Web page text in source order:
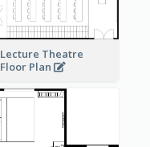
Lecture Theatre
Floor Plan